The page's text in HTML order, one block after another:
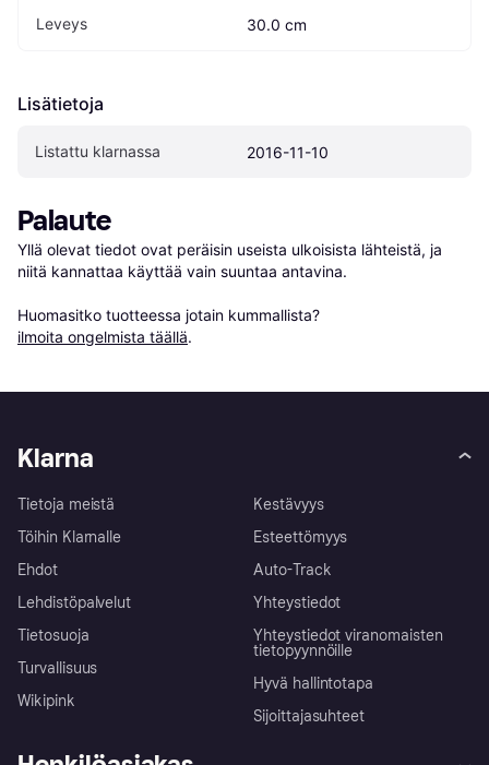
Leveys 30.0 cm
Lisätietoja
Listattu klarnassa 2016-11-10
Palaute
Yllä olevat tiedot ovat peräisin useista ulkoisista lähteistä, ja
niitä kannattaa käyttää vain suuntaa antavina.
Huomasitko tuotteessa jotain kummallista?
ilmoita ongelmista täällä.
Klarna
Tietoja meistä
Töihin Klarnalle
Ehdot
Lehdistöpalvelut
Tietosuoja
Turvallisuus
Wikipink
Kestävyys
Esteettömyys
Auto-Track
Yhteystiedot
Yhteystiedot viranomaisten
tietopyynnöille
Hyvä hallintotapa
Sijoittajasuhteet